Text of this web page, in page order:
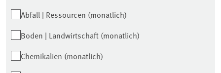
Abfall | Ressourcen (monatlich)
Boden | Landwirtschaft (monatlich)
Chemikalien (monatlich)